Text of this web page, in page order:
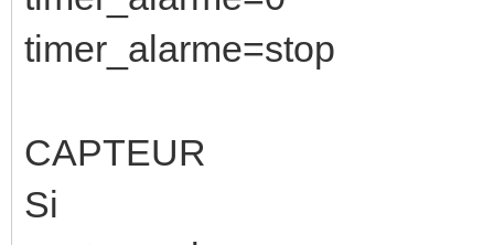
timer_alarme=stop
CAPTEUR
Si